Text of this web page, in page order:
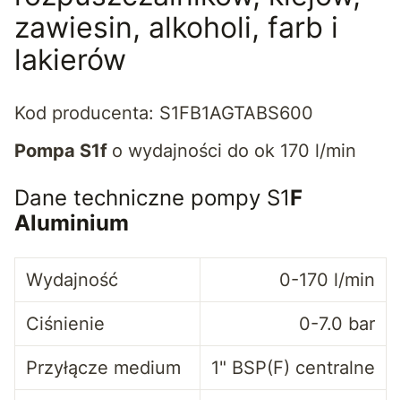
zawiesin, alkoholi, farb i
lakierów
Kod producenta: S1FB1AGTABS600
Pompa S1f o wydajności do ok 170 l/min
Dane techniczne pompy S1F
Aluminium
Wydajność 0-170 l/min
Ciśnienie 0-7.0 bar
Przyłącze medium 1" BSP(F) centralne